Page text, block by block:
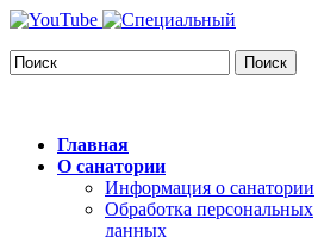
Поиск
Главная
О санатории
Информация о санатории
Обработка персональных
данных